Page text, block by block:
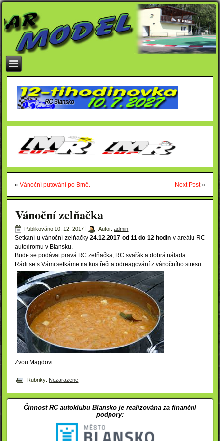
«Vánoční putování po Brně. Next Post»
Vánoční zelňačka
Publikováno 10. 12. 2017 Autor: admin
Setkání u vánoční zelňačky24.12.2017 od 11 do 12 hodin v areálu RC
autodromu v Blansku.
Bude se podávat pravá RC zelňačka, RC svařák a dobrá nálada.
Rádi se s Vámi setkáme na kus řeči a odreagování z vánočního stresu.
Zvou Magdovi
Rubriky: Nezařazené
Činnost RC autoklubu Blansko je realizována za finanční
podpory: